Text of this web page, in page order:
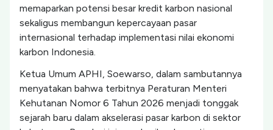
memaparkan potensi besar kredit karbon nasional
sekaligus membangun kepercayaan pasar
internasional terhadap implementasi nilai ekonomi
karbon Indonesia.
Ketua Umum APHI, Soewarso, dalam sambutannya
menyatakan bahwa terbitnya Peraturan Menteri
Kehutanan Nomor 6 Tahun 2026 menjadi tonggak
sejarah baru dalam akselerasi pasar karbon di sektor